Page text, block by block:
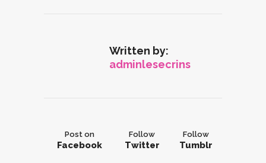
Written by:
adminlesecrins
Post on
Facebook
Follow
Twitter
Follow
Tumblr